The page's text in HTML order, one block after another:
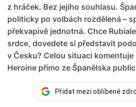
z hráček. Bez jejího souhlasu.
politicky po volbách rozdělená –
překvapivě jednotná. Chce
srdce, dovedete si představit
v Česku? Celou situaci
Heroine přímo ze Španělska
Přidat mezi oblíbené